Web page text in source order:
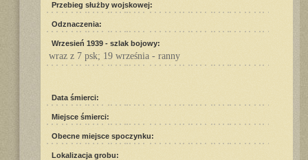
Przebieg służby wojskowej:
Odznaczenia:
Wrzesień 1939 - szlak bojowy:
wraz z 7 psk; 19 września - ranny
Data śmierci:
Miejsce śmierci:
Obecne miejsce spoczynku:
Lokalizacja grobu: